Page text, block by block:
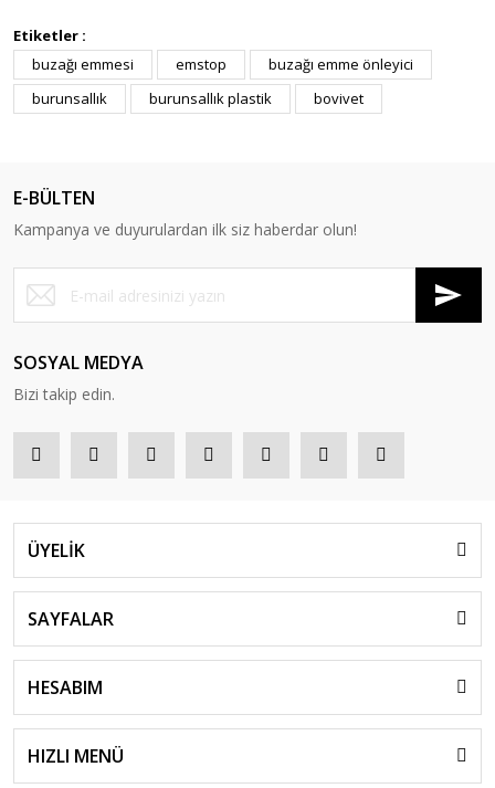
Etiketler :
buzağı emmesi
emstop
buzağı emme önleyici
burunsallık
burunsallık plastik bovivet
E-BÜLTEN
Kampanya ve duyurulardan ilk siz haberdar olun!
SOSYAL MEDYA
Bizi takip edin.
ÜYELİK
SAYFALAR
HESABIM
HIZLI MENÜ